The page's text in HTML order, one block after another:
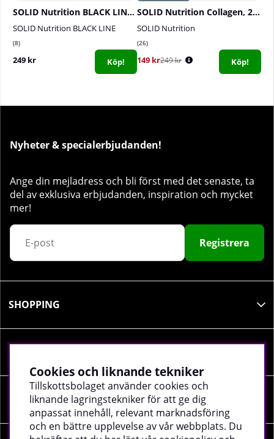
SOLID Nutrition BLACK LINE GlycerSize, 165 g
SOLID Nutrition BLACK LINE
8
249 kr Köp!
SOLID Nutrition Collagen, 230 g
SOLID Nutrition
26
149 kr249 kr Köp!
Nyheter & specialerbjudanden!
Ange din mejladress och bli först med det senaste, ta
del av exklusiva erbjudanden, inspiration och mycket
mer!
Registrera
SHOPPING
SOCIALA MEDIER
Cookies och liknande tekniker
Tillskottsbolaget använder cookies och
liknande lagringstekniker för att ge dig
anpassat innehåll, relevant marknadsföring
och en bättre upplevelse av vår webbplats. Du